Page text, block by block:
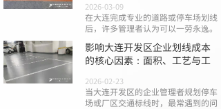
2026-03-09
在大连完成专业的道路或停车场划线
后，许多管理者认为可以一劳永逸。
影响大连开发区企业划线成本
的核心因素：面积、工艺与工
2026-02-23
当大连开发区的企业管理者规划停车
场或厂区交通标线时，最常遇到的问